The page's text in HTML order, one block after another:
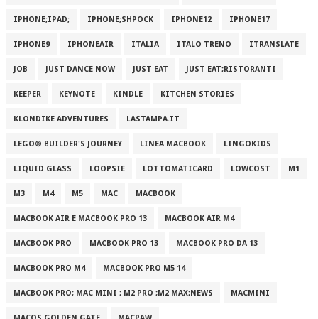
IPHONE;IPAD; IPHONE;SHPOCK IPHONE12 IPHONE17
IPHONE9 IPHONEAIR ITALIA ITALO TRENO ITRANSLATE
JOB JUST DANCE NOW JUST EAT JUST EAT;RISTORANTI
KEEPER KEYNOTE KINDLE KITCHEN STORIES
KLONDIKE ADVENTURES LASTAMPA.IT
LEGO® BUILDER'S JOURNEY LINEA MACBOOK LINGOKIDS
LIQUID GLASS LOOPSIE LOTTOMATICARD LOWCOST M1
M3 M4 M5 MAC MACBOOK
MACBOOK AIR E MACBOOK PRO 13 MACBOOK AIR M4
MACBOOK PRO MACBOOK PRO 13 MACBOOK PRO DA 13
MACBOOK PRO M4 MACBOOK PRO M5 14
MACBOOK PRO; MAC MINI ; M2 PRO ;M2 MAX;NEWS MACMINI